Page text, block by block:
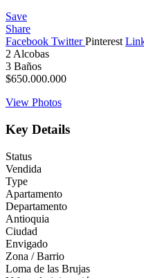
Save
Share
Facebook TwitterPinterest
2 Alcobas
3 Baños
$650.000.000
View Photos
Key Details
Status
Vendida
Type
Apartamento
Departamento
Antioquia
Ciudad
Envigado
Zona / Barrio
Loma de las Brujas